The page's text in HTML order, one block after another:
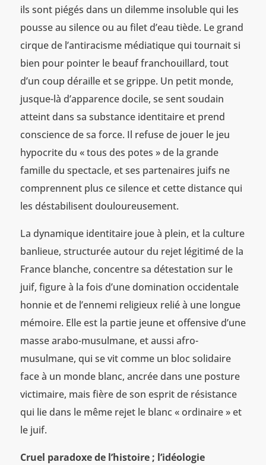
ils sont piégés dans un dilemme insoluble qui les
pousse au silence ou au filet d’eau tiède. Le grand
cirque de l’antiracisme médiatique qui tournait si
bien pour pointer le beauf franchouillard, tout
d’un coup déraille et se grippe. Un petit monde,
jusque-là d’apparence docile, se sent soudain
atteint dans sa substance identitaire et prend
conscience de sa force. Il refuse de jouer le jeu
hypocrite du « tous des potes » de la grande
famille du spectacle, et ses partenaires juifs ne
comprennent plus ce silence et cette distance qui
les déstabilisent douloureusement.
La dynamique identitaire joue à plein, et la culture
banlieue, structurée autour du rejet légitimé de la
France blanche, concentre sa détestation sur le
juif, figure à la fois d’une domination occidentale
honnie et de l’ennemi religieux relié à une longue
mémoire. Elle est la partie jeune et offensive d’une
masse arabo-musulmane, et aussi afro-
musulmane, qui se vit comme un bloc solidaire
face à un monde blanc, ancrée dans une posture
victimaire, mais fière de son esprit de résistance
qui lie dans le même rejet le blanc « ordinaire » et
le juif.
Cruel paradoxe de l’histoire ; l’idéologie